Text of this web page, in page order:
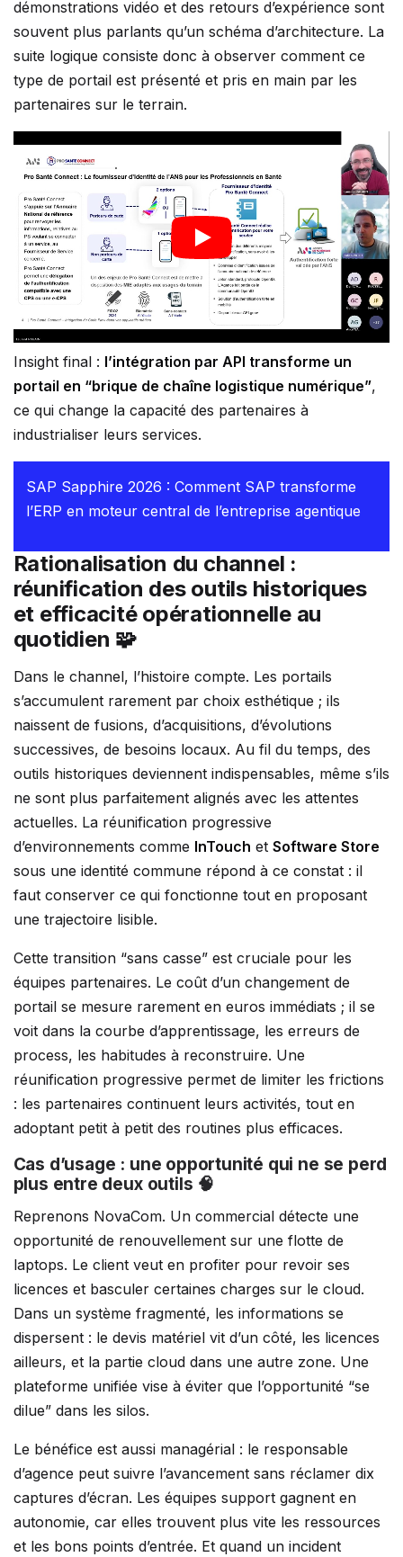
démonstrations vidéo et des retours d’expérience sont
souvent plus parlants qu’un schéma d’architecture. La
suite logique consiste donc à observer comment ce
type de portail est présenté et pris en main par les
partenaires sur le terrain.
Insight final : l’intégration par API transforme un
portail en “brique de chaîne logistique numérique”,
ce qui change la capacité des partenaires à
industrialiser leurs services.
SAP Sapphire 2026 : Comment SAP transforme
l’ERP en moteur central de l’entreprise agentique
Rationalisation du channel :
réunification des outils historiques
et efficacité opérationnelle au
quotidien 🧩
Dans le channel, l’histoire compte. Les portails
s’accumulent rarement par choix esthétique ; ils
naissent de fusions, d’acquisitions, d’évolutions
successives, de besoins locaux. Au fil du temps, des
outils historiques deviennent indispensables, même s’ils
ne sont plus parfaitement alignés avec les attentes
actuelles. La réunification progressive
d’environnements comme InTouch et Software Store
sous une identité commune répond à ce constat : il
faut conserver ce qui fonctionne tout en proposant
une trajectoire lisible.
Cette transition “sans casse” est cruciale pour les
équipes partenaires. Le coût d’un changement de
portail se mesure rarement en euros immédiats ; il se
voit dans la courbe d’apprentissage, les erreurs de
process, les habitudes à reconstruire. Une
réunification progressive permet de limiter les frictions
: les partenaires continuent leurs activités, tout en
adoptant petit à petit des routines plus efficaces.
Cas d’usage : une opportunité qui ne se perd
plus entre deux outils 🧠
Reprenons NovaCom. Un commercial détecte une
opportunité de renouvellement sur une flotte de
laptops. Le client veut en profiter pour revoir ses
licences et basculer certaines charges sur le cloud.
Dans un système fragmenté, les informations se
dispersent : le devis matériel vit d’un côté, les licences
ailleurs, et la partie cloud dans une autre zone. Une
plateforme unifiée vise à éviter que l’opportunité “se
dilue” dans les silos.
Le bénéfice est aussi managérial : le responsable
d’agence peut suivre l’avancement sans réclamer dix
captures d’écran. Les équipes support gagnent en
autonomie, car elles trouvent plus vite les ressources
et les bons points d’entrée. Et quand un incident